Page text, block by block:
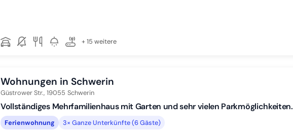
+ 15 weitere
Wohnungen in Schwerin
Güstrower Str., 19055 Schwerin
Vollständiges Mehrfamilienhaus mit Garten und sehr vielen Parkmöglichkeiten.
Ferienwohnung 3× Ganze Unterkünfte (6 Gäste)